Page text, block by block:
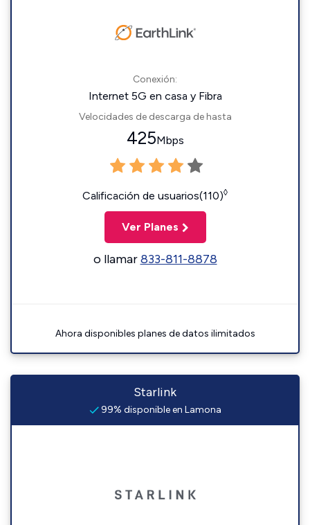
Conexión:
Internet 5G en casa y Fibra
Velocidades de descarga de hasta
425Mbps
Calificación de usuarios(110)◊
Ver Planes
o llamar833-811-8878
Ahora disponibles planes de datos ilimitados
Starlink
99% disponible en Lamona